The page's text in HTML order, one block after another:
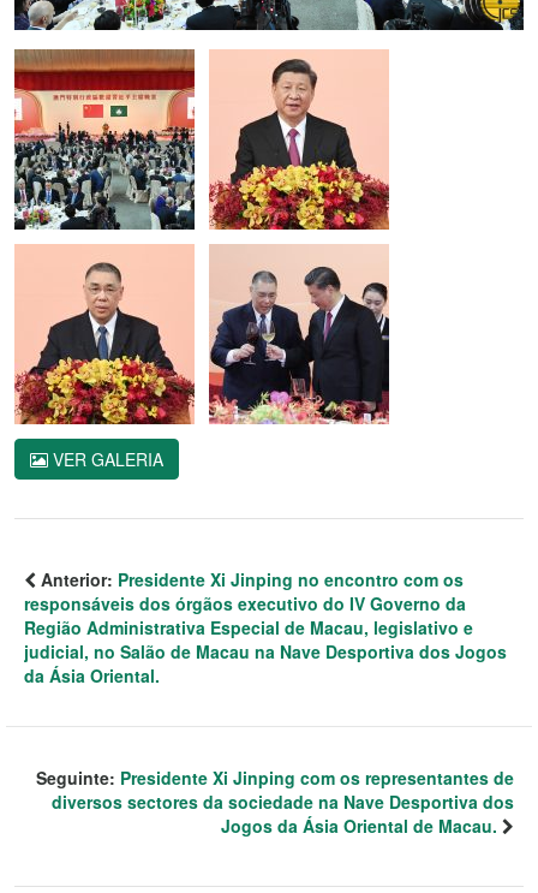
VER GALERIA
Anterior: Presidente Xi Jinping no encontro com os
responsáveis dos órgãos executivo do IV Governo da
Região Administrativa Especial de Macau, legislativo e
judicial, no Salão de Macau na Nave Desportiva dos Jogos
da Ásia Oriental.
Seguinte: Presidente Xi Jinping com os representantes de
diversos sectores da sociedade na Nave Desportiva dos
Jogos da Ásia Oriental de Macau.